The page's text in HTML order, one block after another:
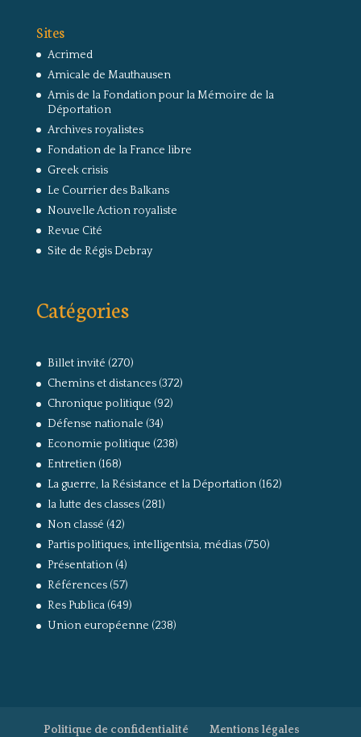
Sites
Acrimed
Amicale de Mauthausen
Amis de la Fondation pour la Mémoire de la
Déportation
Archives royalistes
Fondation de la France libre
Greek crisis
Le Courrier des Balkans
Nouvelle Action royaliste
Revue Cité
Site de Régis Debray
Catégories
Billet invité (270)
Chemins et distances(372)
Chronique politique (92)
Défense nationale (34)
Economie politique (238)
Entretien(168)
La guerre, la Résistance et la Déportation(162)
la lutte des classes(281)
Non classé (42)
Partis politiques, intelligentsia, médias(750)
Présentation(4)
Références(57)
Res Publica(649)
Union européenne (238)
Politique de confidentialité Mentions légales